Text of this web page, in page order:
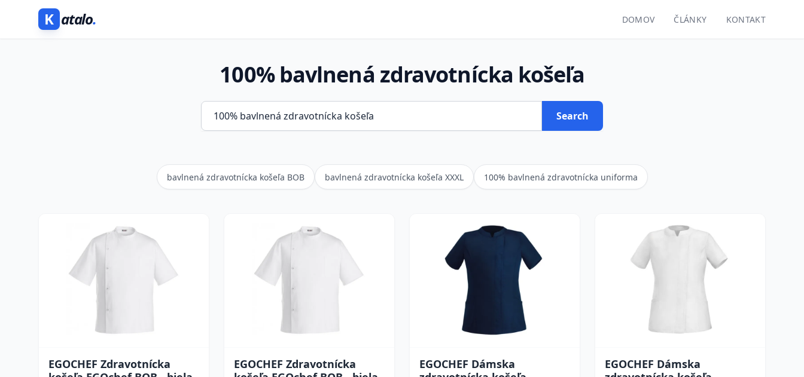
K atalo. DOMOV ČLÁNKY KONTAKT
100% bavlnená zdravotnícka košeľa
Search
bavlnená zdravotnícka košeľa BOB bavlnená zdravotnícka košeľa XXXL 100% bavlnená zdravotnícka uniforma
EGOCHEF Zdravotnícka
EGOCHEF Zdravotnícka
EGOCHEF Dámska
EGOCHEF Dámska